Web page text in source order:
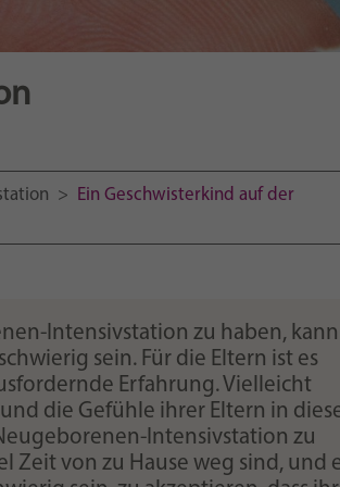
>
Ein Geschwisterkind auf der
Intensivstation zu haben, kann
sein. Für die Eltern ist es
Erfahrung. Vielleicht
die Gefühle ihrer Eltern in
Intensivstation zu
Zeit von zu Hause weg sind, und